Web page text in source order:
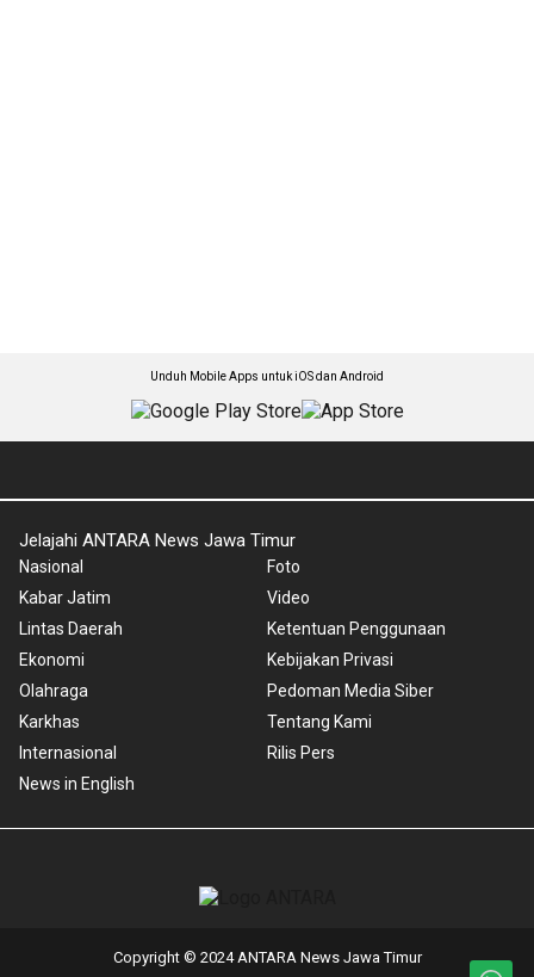
Unduh Mobile Apps untuk iOS dan Android
Jelajahi ANTARA News Jawa Timur
Nasional
Kabar Jatim
Lintas Daerah
Ekonomi
Olahraga
Karkhas
Internasional
News in English
Foto
Video
Ketentuan Penggunaan
Kebijakan Privasi
Pedoman Media Siber
Tentang Kami
Rilis Pers
Copyright © 2024 ANTARA News Jawa Timur